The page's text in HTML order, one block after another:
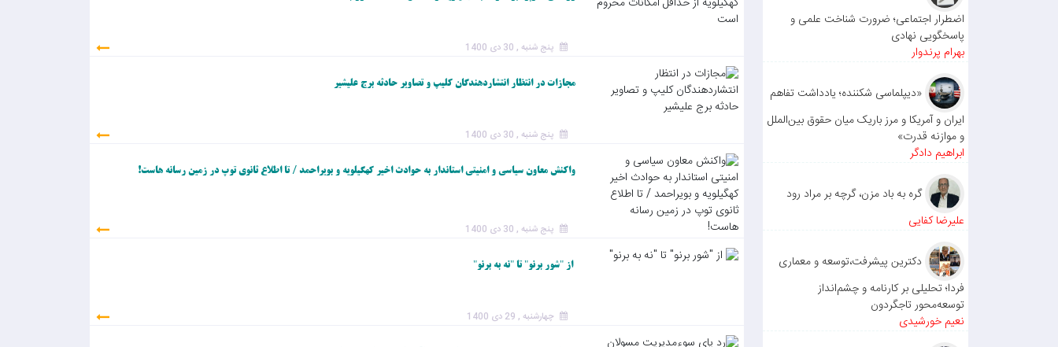
اضطرار اجتماعی؛ ضرورت شناخت علمی و
پاسخگویی نهادی
بهرام پرندوار
«دیپلماسی شکننده؛ یادداشت تفاهم
ایران و آمریکا و مرز باریک میان حقوق بین‌الملل
و موازنه قدرت»
ابراهیم دادگر
گره به باد مزن، گرچه بر مراد رود
علیرضا کفایی
دکترین پیشرفت،توسعه و معماری
فردا؛ تحلیلی بر کارنامه و چشم‌انداز
توسعه‌محور تاجگردون
نعیم خورشیدی
پنج شنبه , 30 دی 1400
مجازات در انتظار انتشاردهندگان کلیپ‌ و تصاویر حادثه برج علیشیر
پنج شنبه , 30 دی 1400
واکنش معاون سیاسی و امنیتی استاندار به حوادث اخیر کهگیلویه و بویراحمد / تا اطلاع ثانوی توپ در زمین رسانه هاست!
پنج شنبه , 30 دی 1400
از "شور برنو" تا "نه به برنو"
چهارشنبه , 29 دی 1400